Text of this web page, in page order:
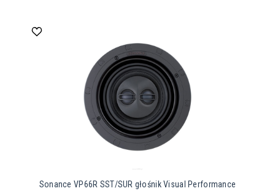
Sonance VP66R SST/SUR głośnik Visual Performance